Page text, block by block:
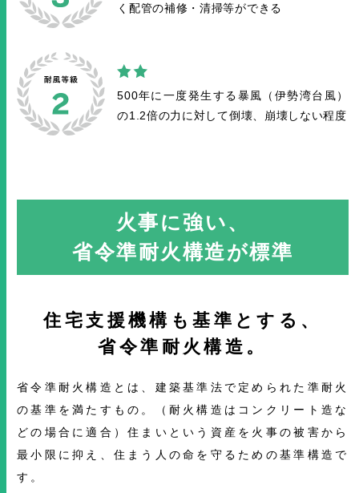
く 配管の補修・清掃等ができる
500年に一度発生する暴風 （伊勢湾台風）
の1.2倍の力に対して倒壊、崩壊しない程度
火事に強い、
省令準耐火構造が標準
住宅支援機構も基準とする、
省令準耐火構造。
省令準耐火構造とは、建築基準法で定められた準耐火
の基準を満たすもの。（耐火構造はコンクリート造な
どの場合に適合）住まいという資産を火事の被害から
最小限に抑え、住まう人の命を守るための基準構造で
す。